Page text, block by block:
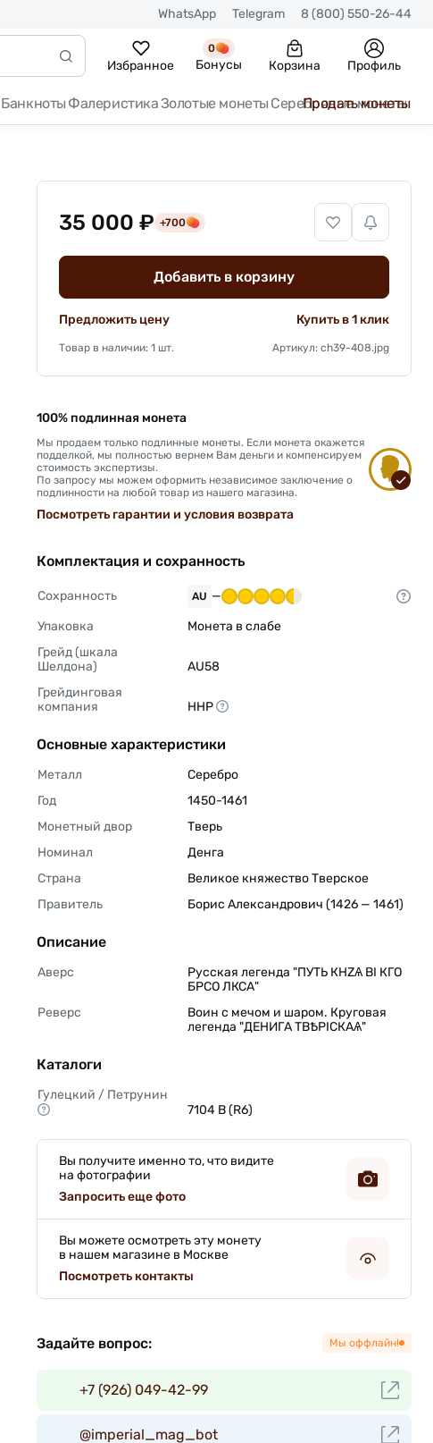
WhatsApp Telegram 8 (800) 550-26-44
Избранное
0
Бонусы Корзина Профиль
Банкноты ФалеристикаЗолотые монеты Серебряные монеты
Продать монеты
35 000 ₽ +700
Добавить в корзину
Предложить цену Купить в 1 клик
Товар в наличии: 1 шт. Артикул: ch39-408.jpg
100% подлинная монета
Мы продаем только подлинные монеты. Если монета окажется
подделкой, мы полностью вернем Вам деньги и компенсируем
стоимость экспертизы.
По запросу мы можем оформить независимое заключение о
подлинности на любой товар из нашего магазина.
Посмотреть гарантии и условия возврата
Комплектация и сохранность
Сохранность AU —
Упаковка
Монета в слабе
Грейд (шкала
Шелдона)
AU58
Грейдинговая
компания
ННР
Основные характеристики
Металл
Серебро
Год
1450-1461
Монетный двор
Тверь
Номинал
Денга
Страна
Великое княжество Тверское
Правитель
Борис Александрович (1426 — 1461)
Описание
Аверс
Русская легенда "ПУТЬ КНZѦ BI КГО
БРСО ЛКСА"
Реверс
Воин с мечом и шаром. Круговая
легенда "ДЕНИГА ТВѢРIСКАѦ"
Каталоги
Гулецкий / Петрунин
7104 B (R6)
Вы получите именно то, что видите
на фотографии
Запросить еще фото
Вы можете осмотреть эту монету
в нашем магазине в Москве
Посмотреть контакты
Задайте вопрос: Мы оффлайн!
+7 (926) 049-42-99
@imperial_mag_bot